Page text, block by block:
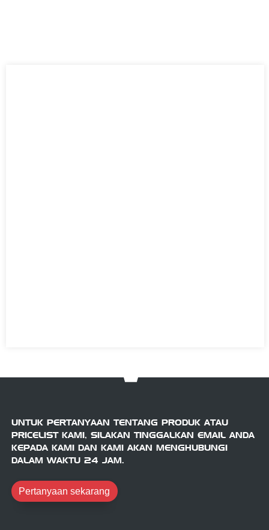
UNTUK PERTANYAAN TENTANG PRODUK ATAU
PRICELIST KAMI, SILAKAN TINGGALKAN EMAIL ANDA
KEPADA KAMI DAN KAMI AKAN MENGHUBUNGI
DALAM WAKTU 24 JAM.
Pertanyaan sekarang